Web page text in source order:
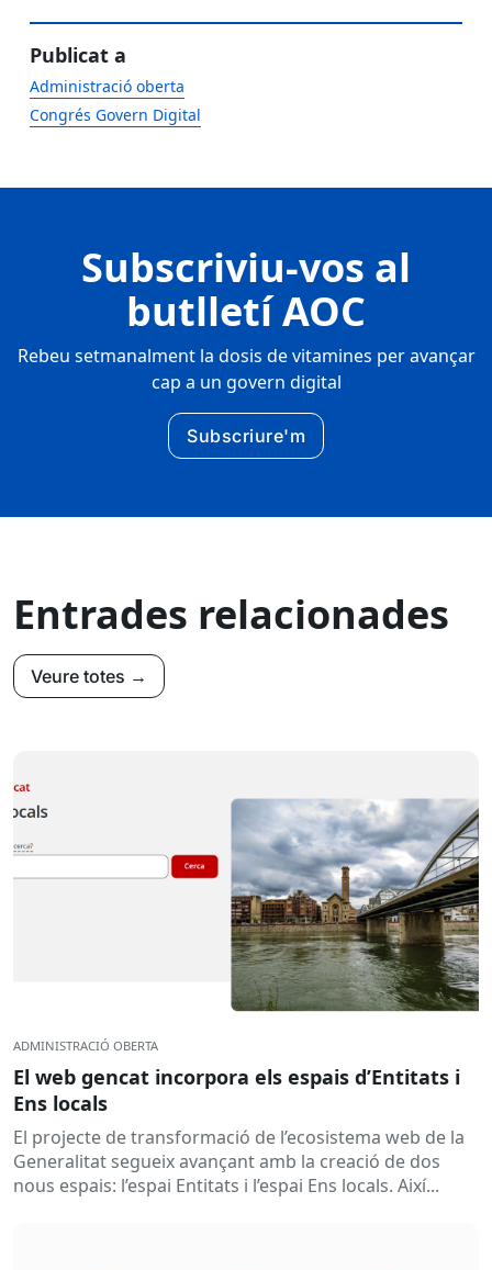
Publicat a
Administració oberta
Congrés Govern Digital
Subscriviu-vos al
butlletí AOC
Rebeu setmanalment la dosis de vitamines per avançar
cap a un govern digital
Subscriure'm
Entrades relacionades
Veure totes →
ADMINISTRACIÓ OBERTA
El web gencat incorpora els espais d’Entitats i
Ens locals
El projecte de transformació de l’ecosistema web de la
Generalitat segueix avançant amb la creació de dos
nous espais: l’espai Entitats i l’espai Ens locals. Així...